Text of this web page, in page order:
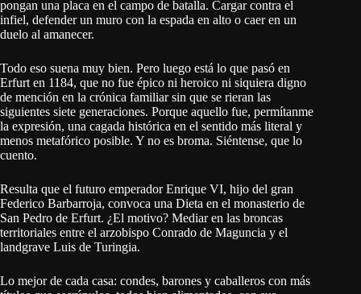
pongan una placa en el campo de batalla. Cargar contra el
infiel, defender un muro con la espada en alto o caer en un
duelo al amanecer.
Todo eso suena muy bien. Pero luego está lo que pasó en
Erfurt en 1184, que no fue épico ni heroico ni siquiera digno
de mención en la crónica familiar sin que se rieran las
siguientes siete generaciones. Porque aquello fue, permítanme
la expresión, una cagada histórica en el sentido más literal y
menos metafórico posible. Y no es broma. Siéntense, que lo
cuento.
Resulta que el futuro emperador Enrique VI, hijo del gran
Federico Barbarroja, convoca una Dieta en el monasterio de
San Pedro de Erfurt. ¿El motivo? Mediar en las broncas
territoriales entre el arzobispo Conrado de Maguncia y el
landgrave Luis de Turingia.
Lo mejor de cada casa: condes, barones y caballeros con más